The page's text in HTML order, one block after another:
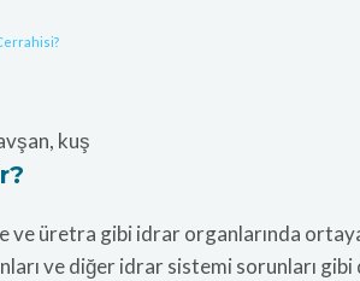
üretra gibi idrar organlarında
ve diğer idrar sistemi sorunları